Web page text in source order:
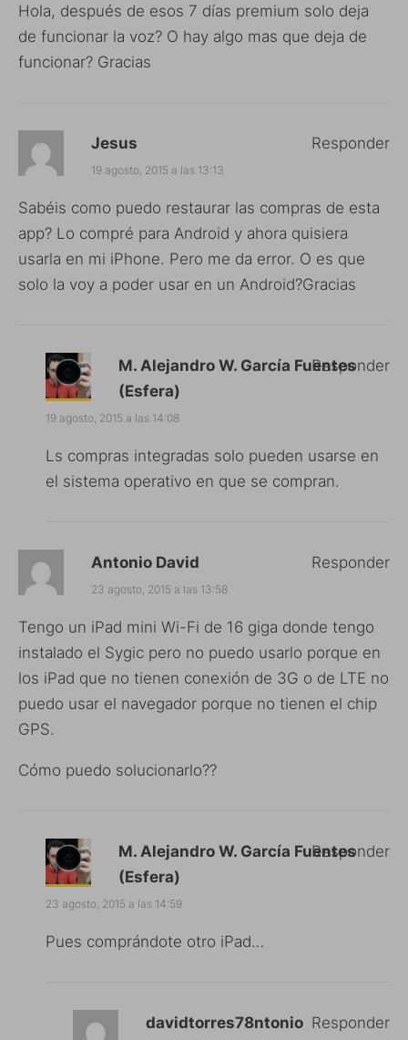
Hola, después de esos 7 días premium solo deja
de funcionar la voz? O hay algo mas que deja de
funcionar? Gracias
Jesus
19 agosto, 2015 a las 13:13
Sabéis como puedo restaurar las compras de esta
app? Lo compré para Android y ahora quisiera
usarla en mi iPhone. Pero me da error. O es que
solo la voy a poder usar en un Android?Gracias
Responder
M. Alejandro W. García Fuentes
(Esfera)
19 agosto, 2015 a las 14:08
Ls compras integradas solo pueden usarse en
el sistema operativo en que se compran.
Responder
Antonio David
23 agosto, 2015 a las 13:58
Tengo un iPad mini Wi-Fi de 16 giga donde tengo
instalado el Sygic pero no puedo usarlo porque en
los iPad que no tienen conexión de 3G o de LTE no
puedo usar el navegador porque no tienen el chip
GPS.
Cómo puedo solucionarlo??
Responder
M. Alejandro W. García Fuentes
(Esfera)
23 agosto, 2015 a las 14:59
Pues comprándote otro iPad…
Responder
davidtorres78ntonio Responder